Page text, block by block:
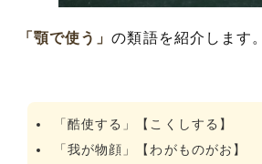
「顎で使う」の類語を紹介します。
「酷使する」【こくしする】
「我が物顔」【わがものがお】